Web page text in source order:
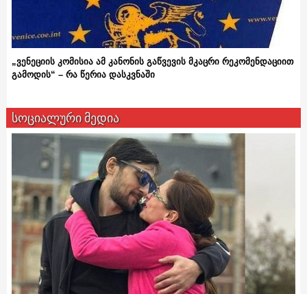
„ვენეციის კომისია ამ კანონის გაწვევის მკაცრი რეკომენდაციით
გამოდის“ – რა წერია დასკვნაში
სოციალური მედია